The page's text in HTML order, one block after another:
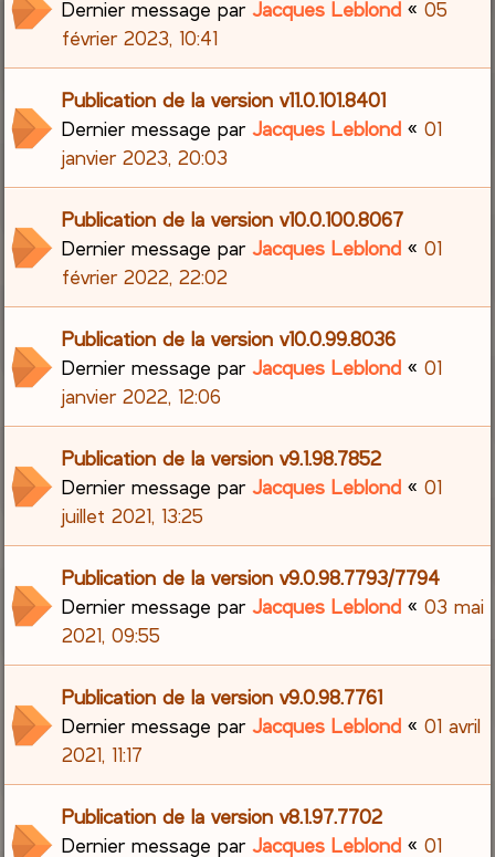
Dernier message parJacques Leblond «05
février 2023, 10:41
Publication de la version v11.0.101.8401
Dernier message parJacques Leblond «01
janvier 2023, 20:03
Publication de la version v10.0.100.8067
Dernier message parJacques Leblond «01
février 2022, 22:02
Publication de la version v10.0.99.8036
Dernier message parJacques Leblond «01
janvier 2022, 12:06
Publication de la version v9.1.98.7852
Dernier message parJacques Leblond «01
juillet 2021, 13:25
Publication de la version v9.0.98.7793/7794
Dernier message parJacques Leblond «03 mai
2021, 09:55
Publication de la version v9.0.98.7761
Dernier message parJacques Leblond «01 avril
2021, 11:17
Publication de la version v8.1.97.7702
Dernier message parJacques Leblond «01